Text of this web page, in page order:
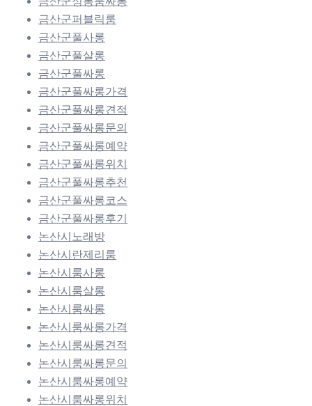
금산군퍼블릭룸
금산군풀사롱
금산군풀살롱
금산군풀싸롱
금산군풀싸롱가격
금산군풀싸롱견적
금산군풀싸롱문의
금산군풀싸롱예약
금산군풀싸롱위치
금산군풀싸롱추천
금산군풀싸롱코스
금산군풀싸롱후기
논산시노래방
논산시란제리룸
논산시룸사롱
논산시룸살롱
논산시룸싸롱
논산시룸싸롱가격
논산시룸싸롱견적
논산시룸싸롱문의
논산시룸싸롱예약
논산시룸싸롱위치